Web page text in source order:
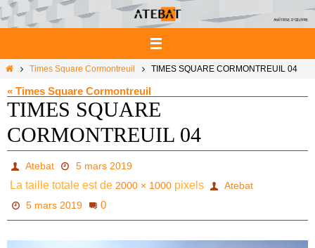
Passer
vers
le
HomeTimes Square Cormontreuil TIMES SQUARE CORMONTREUIL 04
« Times Square Cormontreuil
TIMES SQUARE
CORMONTREUIL 04
Atebat 5 mars 2019
La taille totale est de 2000 × 1000 pixels
Atebat
5 mars 2019
0